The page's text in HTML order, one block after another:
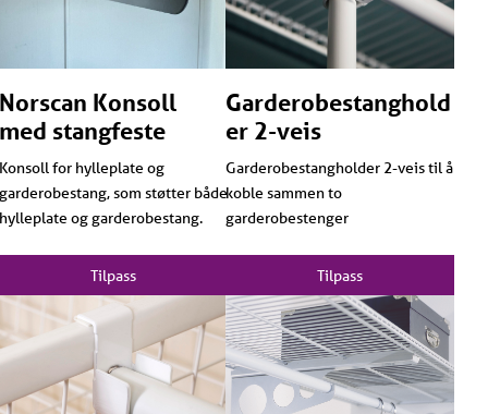
Norscan Konsoll
med stangfeste
Konsoll for hylleplate og
garderobestang, som støtter både
hylleplate og garderobestang.
Tilpass
Garderobestanghold
er 2-veis
Garderobestangholder 2-veis til å
koble sammen to
garderobestenger
Tilpass